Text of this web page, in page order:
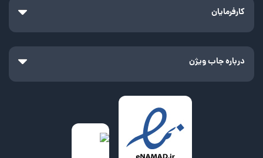
کارفرمایان
درباره جاب ویژن